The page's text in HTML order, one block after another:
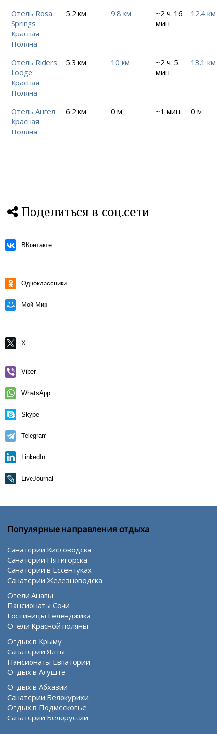
Отель Rosa
Springs
Красная
Поляна
5.2 км 9.8 км
~2 ч. 16
мин.
12.4 км
Отель Riders
Lodge
Красная
Поляна
5.3 км 10 км
~2 ч. 5
мин.
13.1 км
Отель Ангел
Красная
Поляна
6.2 км 0 м ~1 мин. 0 м
Поделиться в соц.сети
ВКонтакте
Одноклассники
Мой Мир
X
Viber
WhatsApp
Skype
Telegram
LinkedIn
LiveJournal
Популярные направления отдыха
Санатории Кисловодска
Санатории Пятигорска
Санатории в Ессентуках
Санатории Железноводска
Отели Анапы
Пансионаты Сочи
Гостиницы Геленджика
Отели Красной поляны
Отдых в Крыму
Санатории Ялты
Пансионаты Евпатории
Отдых в Алуште
Отдых в Абхазии
Санатории Белокурихи
Отдых в Подмосковье
Санатории Белоруссии